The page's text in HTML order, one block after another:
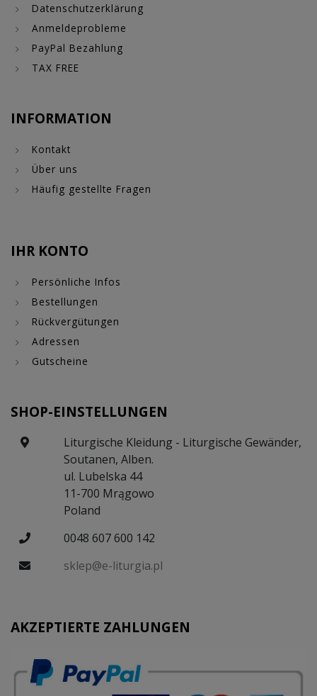
Datenschutzerklärung
Anmeldeprobleme
PayPal Bezahlung
TAX FREE
INFORMATION
Kontakt
Über uns
Häufig gestellte Fragen
IHR KONTO
Persönliche Infos
Bestellungen
Rückvergütungen
Adressen
Gutscheine
SHOP-EINSTELLUNGEN
Liturgische Kleidung - Liturgische Gewänder,
Soutanen, Alben.
ul. Lubelska 44
11-700 Mrągowo
Poland
0048 607 600 142
sklep@e-liturgia.pl
AKZEPTIERTE ZAHLUNGEN